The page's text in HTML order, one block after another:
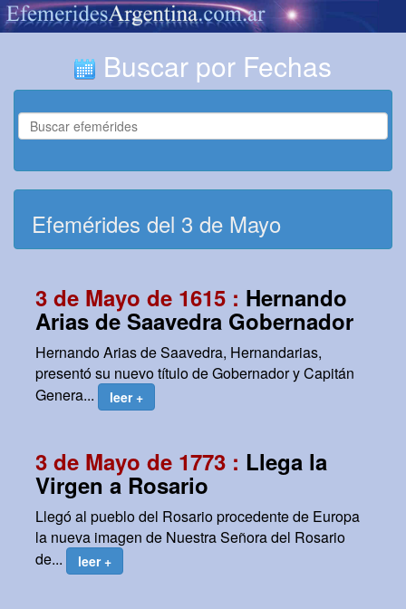
Buscar por Fechas
Efemérides del 3 de Mayo
3 de Mayo de 1615 : Hernando
Arias de Saavedra Gobernador
Hernando Arias de Saavedra, Hernandarias,
presentó su nuevo título de Gobernador y Capitán
Genera...
leer +
3 de Mayo de 1773 : Llega la
Virgen a Rosario
Llegó al pueblo del Rosario procedente de Europa
la nueva imagen de Nuestra Señora del Rosario
de...
leer +